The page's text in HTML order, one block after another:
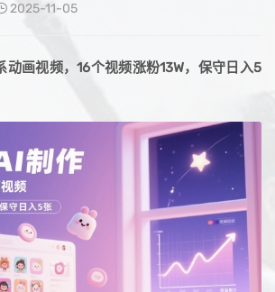
2025-11-05
动画视频，16个视频涨粉13W，保守日入5